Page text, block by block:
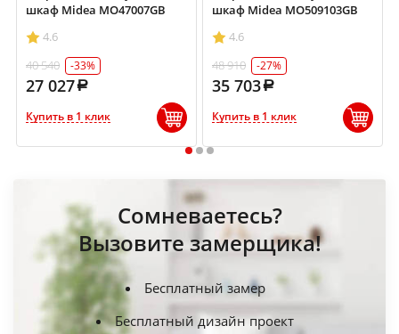
шкаф Midea MO47007GB
4.6
40 540
-33%
27 027
Купить в 1 клик
шкаф Midea MO509103GB
4.6
48 910
-27%
35 703
Купить в 1 клик
1 2 3
Сомневаетесь?
Вызовите замерщика!
Бесплатный замер
Бесплатный дизайн проект